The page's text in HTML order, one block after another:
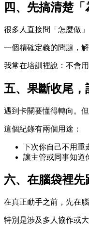
四、先搞清楚「
很多人直接問「怎麼做
一個精確定義的問題，
我常在培訓裡說：不會
五、果斷收尾，
遇到卡關要懂得轉向。
這個紀錄有兩個用途：
下次你自己不用重
讓主管或同事知道
六、在腦袋裡先
在真正動手之前，先在
特別是涉及多人協作或